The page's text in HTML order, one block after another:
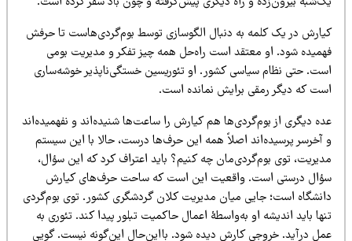
در یک کلمه به دنبال الگوسازی توسط بوم‌گردی‌هاست تا حرفش
شود. او معتقد است راه‌حل همه چیز تفکر و مدیریت بومی
حتی نظام سیاسی کشور. او تئوریسین خستگی‌ناپذیر خوشه‌ساری
که دیگر رمقی برایش نمانده است.
دیگری از بوم‌گردی‌ها هم کیارش را ساعت‌ها شنیده‌اند و نفهمیده‌اند
آخرسر پرسیده‌اند اصلاً همه این حرف‌ها درست، حالا با این سیستم
توی بوم‌گردی‌مان چه کنیم؟ باید اعتراف کرد که این سؤال،
درستی است. واقعیت این است که ساحت حرف‌های کیارش
است؛ جایی میان مدیریت کلان گردشگری کشور. توی بوم‌گردی
باید اندیشه او به‌واسطهٔ اعمال حاکمیت تبلور پیدا کند. تئوری به
درآید. خروجی کارش دیده شود. بااین‌حال این‌گونه نیست. گویی